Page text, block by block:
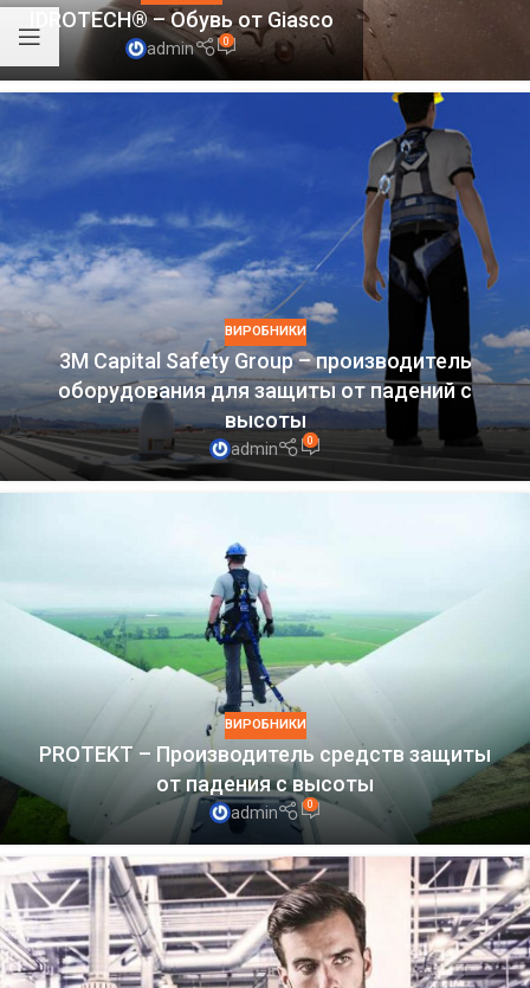
IDROTECH® – Обувь от Giasco
admin 0
ВИРОБНИКИ
3M Capital Safety Group – производитель
оборудования для защиты от падений с
высоты
admin 0
ВИРОБНИКИ
PROTEKT – Производитель средств защиты
от падения с высоты
admin 0